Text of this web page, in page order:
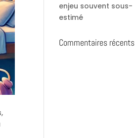
enjeu souvent sous-
estimé
Commentaires récents